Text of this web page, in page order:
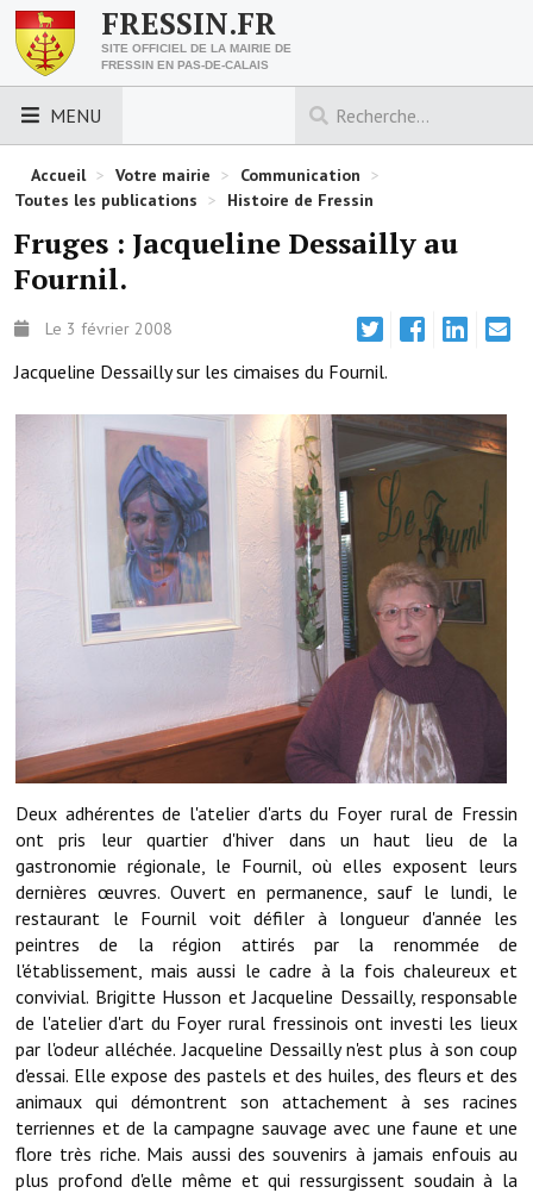
FRESSIN.FR
SITE OFFICIEL DE LA MAIRIE DE
FRESSIN EN PAS-DE-CALAIS
MENU
LES ESSENTIELS
Venir à Fressin
Urbanisme
Nous contacter
Horaires de la mairie
Les foulées fressinoises
ACCÈS RAPIDE
Démarches administratives
Projets et travaux en cours
Numéros d'urgence
Terrains et maisons à vendre
VOTRE MAIRIE
Elus et agents
L'équipe municipale
Le personnel municipal
Les moyens financiers
Note de synthèse financière
Rapport d'orientation budgétaire
Actions et projets
Accueil > Votre mairie > Communication >
Toutes les publications > Histoire de Fressin
Fruges : Jacqueline Dessailly au
Fournil.
Le 3 février 2008
Jacqueline Dessailly sur les cimaises du Fournil.
Deux adhérentes de l'atelier d'arts du Foyer rural de Fressin
ont pris leur quartier d'hiver dans un haut lieu de la
gastronomie régionale, le Fournil, où elles exposent leurs
dernières œuvres. Ouvert en permanence, sauf le lundi, le
restaurant le Fournil voit défiler à longueur d'année les
peintres de la région attirés par la renommée de
l'établissement, mais aussi le cadre à la fois chaleureux et
convivial. Brigitte Husson et Jacqueline Dessailly, responsable
de l'atelier d'art du Foyer rural fressinois ont investi les lieux
par l'odeur alléchée. Jacqueline Dessailly n'est plus à son coup
d'essai. Elle expose des pastels et des huiles, des fleurs et des
animaux qui démontrent son attachement à ses racines
terriennes et de la campagne sauvage avec une faune et une
flore très riche. Mais aussi des souvenirs à jamais enfouis au
plus profond d'elle même et qui ressurgissent soudain à la